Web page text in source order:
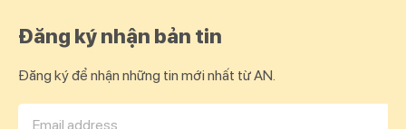
Đăng ký nhận bản tin
Đăng ký để nhận những tin mới nhất từ AN.